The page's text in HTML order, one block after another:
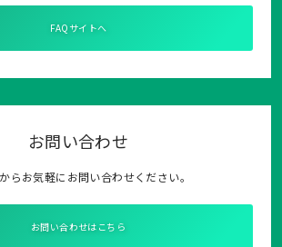
FAQサイトへ
お問い合わせ
らお気軽にお問い合わせください。
お問い合わせはこちら